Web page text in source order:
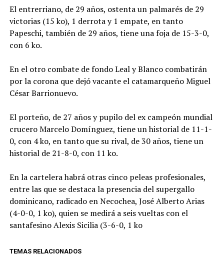
El entrerriano, de 29 años, ostenta un palmarés de 29
victorias (15 ko), 1 derrota y 1 empate, en tanto
Papeschi, también de 29 años, tiene una foja de 15-3-0,
con 6 ko.
En el otro combate de fondo Leal y Blanco combatirán
por la corona que dejó vacante el catamarqueño Miguel
César Barrionuevo.
El porteño, de 27 años y pupilo del ex campeón mundial
crucero Marcelo Domínguez, tiene un historial de 11-1-
0, con 4 ko, en tanto que su rival, de 30 años, tiene un
historial de 21-8-0, con 11 ko.
En la cartelera habrá otras cinco peleas profesionales,
entre las que se destaca la presencia del supergallo
dominicano, radicado en Necochea, José Alberto Arias
(4-0-0, 1 ko), quien se medirá a seis vueltas con el
santafesino Alexis Sicilia (3-6-0, 1 ko
TEMAS RELACIONADOS